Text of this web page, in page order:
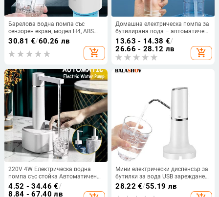
Барелова водна помпа със
сензорен екран, модел H4, ABS
корпус, 5V, 4W
30.81 €/60.26 лв
add_shopping_cart
Домашна електрическа помпа за
бутилирана вода – автоматичен
диспенсър, презареждаема
13.63 - 14.38 €/
26.66 - 28.12 лв
add_shopping_cart
220V 4W Електрическа водна
помпа със стойка Автоматичен
диспенсър за вода USB
зареждане Интелигентен
4.52 - 34.46 €/
8.84 - 67.40 лв
Мини електрически диспенсър за
бутилки за вода USB зареждане
Преносима водна помпа
Автоматичен превключвател
28.22 €/55.19 лв